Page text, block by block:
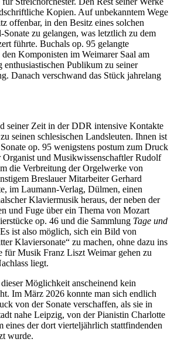
Kopien. Auf unbekanntem Wege
offenbar, in den Besitz eines solchen
zu gelangen, was letztlich zu dem
führte. Buchals op. 95 gelangte
Komponisten im Weimarer Saal am
enthusiastischen Publikum zu seiner
Danach verschwand das Stück jahrelang
seiner Zeit in der DDR intensive Kontakte
seinen schlesischen Landsleuten. Ihnen ist
op. 95 wenigstens postum zum Druck
Organist und Musikwissenschaftler Rudolf
die Verbreitung der Orgelwerke von
Breslauer Mitarbeiter Gerhard
im Laumann-Verlag, Dülmen, einen
Klaviermusik heraus, der neben der
und Fuge über ein Thema von Mozart
op. 46 und die Sammlung Tage und
ist also möglich, sich ein Bild von
Klaviersonate“ zu machen, ohne dazu ins
für Musik Franz Liszt Weimar gehen zu
liegt.
Möglichkeit anscheinend kein
Im März 2026 konnte man sich endlich
von der Sonate verschaffen, als sie in
nahe Leipzig, von der Pianistin Charlotte
eines der dort vierteljährlich stattfindenden
wurde.